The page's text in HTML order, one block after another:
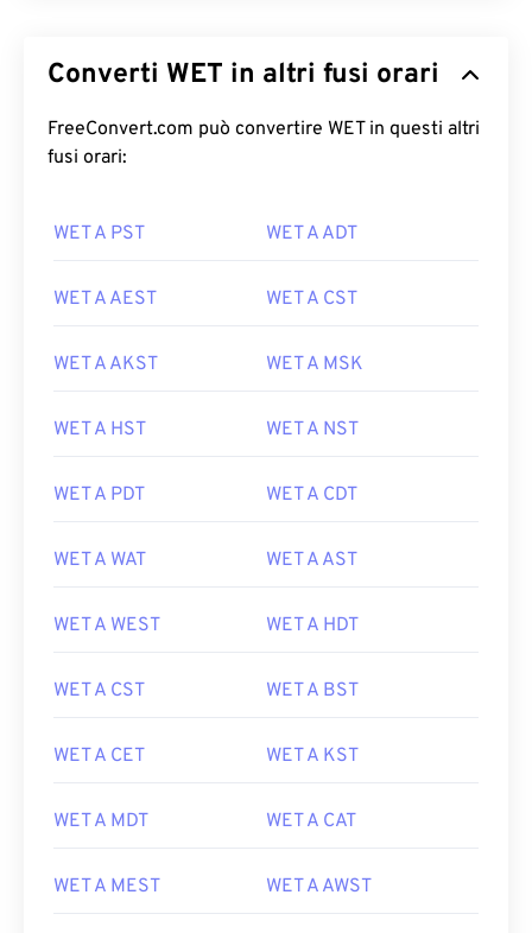
Converti WET in altri fusi orari
FreeConvert.com può convertire WET in questi altri
fusi orari:
WET A PST WET A ADT
WET A AEST WET A CST
WET A AKST WET A MSK
WET A HST WET A NST
WET A PDT WET A CDT
WET A WAT WET A AST
WET A WEST WET A HDT
WET A CST WET A BST
WET A CET WET A KST
WET A MDT WET A CAT
WET A MEST WET A AWST